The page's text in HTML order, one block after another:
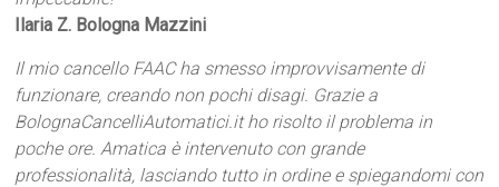
Ilaria Z. Bologna Mazzini
Il mio cancello FAAC ha smesso improvvisamente di
funzionare, creando non pochi disagi. Grazie a
BolognaCancelliAutomatici.it ho risolto il problema in
poche ore. Amatica è intervenuto con grande
professionalità, lasciando tutto in ordine e spiegandomi con